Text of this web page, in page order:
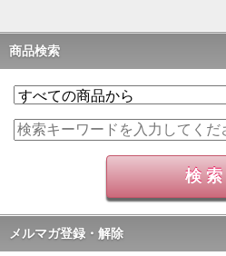
商品検索
メルマガ登録・解除